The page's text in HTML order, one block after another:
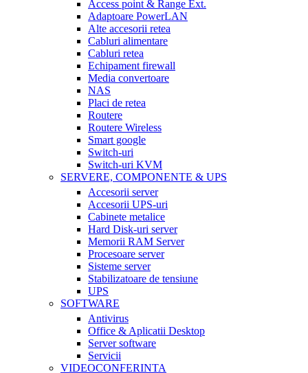
Access point & Range Ext.
Adaptoare PowerLAN
Alte accesorii retea
Cabluri alimentare
Cabluri retea
Echipament firewall
Media convertoare
NAS
Placi de retea
Routere
Routere Wireless
Smart google
Switch-uri
Switch-uri KVM
SERVERE, COMPONENTE & UPS
Accesorii server
Accesorii UPS-uri
Cabinete metalice
Hard Disk-uri server
Memorii RAM Server
Procesoare server
Sisteme server
Stabilizatoare de tensiune
UPS
SOFTWARE
Antivirus
Office & Aplicatii Desktop
Server software
Servicii
VIDEOCONFERINTA